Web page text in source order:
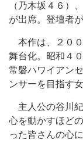
（乃木坂４６）
が出席。登壇者
本作は、２０
舞台化。昭和４
常磐ハワイアン
ンサーを目指す
主人公の谷川
心を動かすほど
った皆さんの心